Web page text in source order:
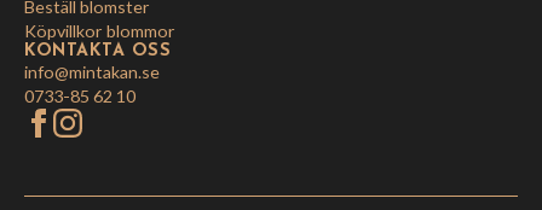
Beställ blomster
Köpvillkor blommor
KONTAKTA OSS
info@mintakan.se
0733-85 62 10